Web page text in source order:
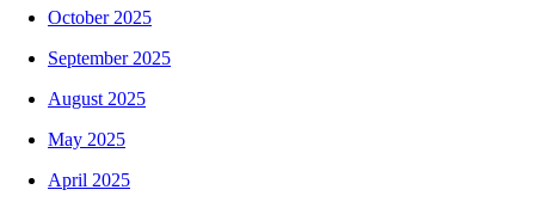
October 2025
September 2025
August 2025
May 2025
April 2025